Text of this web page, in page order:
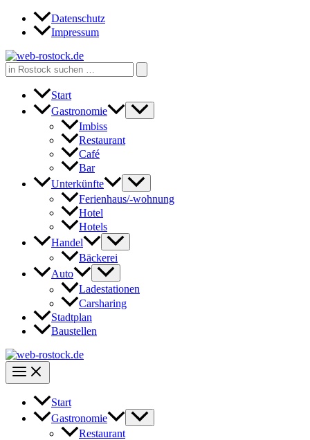
Zum
Inhalt
Datenschutz
Impressum
Search
for:
Start
Gastronomie
Imbiss
Restaurant
Café
Bar
Unterkünfte
Ferienhaus/-wohnung
Hotel
Hotels
Handel
Bäckerei
Auto
Ladestationen
Carsharing
Stadtplan
Baustellen
Start
Gastronomie
Restaurant